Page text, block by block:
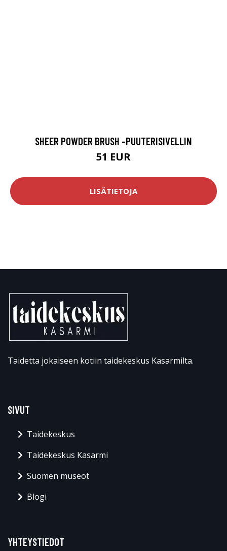
SHEER POWDER BRUSH -PUUTERISIVELLIN
51 EUR
LISÄTIETOJA
Taidetta jokaiseen kotiin taidekeskus Kasarmilta.
SIVUT
Taidekeskus
Taidekeskus Kasarmi
Suomen museot
Blogi
YHTEYSTIEDOT